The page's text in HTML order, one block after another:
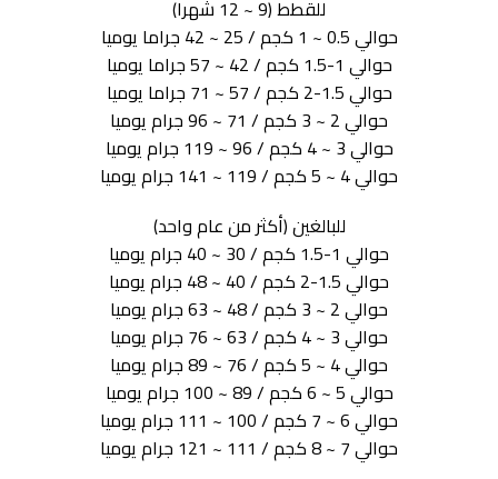
للقطط (9 ~ 12 شهرا)
حوالي 0.5 ~ 1 كجم / 25 ~ 42 جراما يوميا
حوالي 1-1.5 كجم / 42 ~ 57 جراما يوميا
حوالي 1.5-2 كجم / 57 ~ 71 جراما يوميا
حوالي 2 ~ 3 كجم / 71 ~ 96 جرام يوميا
حوالي 3 ~ 4 كجم / 96 ~ 119 جرام يوميا
حوالي 4 ~ 5 كجم / 119 ~ 141 جرام يوميا
للبالغين (أكثر من عام واحد)
حوالي 1-1.5 كجم / 30 ~ 40 جرام يوميا
حوالي 1.5-2 كجم / 40 ~ 48 جرام يوميا
حوالي 2 ~ 3 كجم / 48 ~ 63 جرام يوميا
حوالي 3 ~ 4 كجم / 63 ~ 76 جرام يوميا
حوالي 4 ~ 5 كجم / 76 ~ 89 جرام يوميا
حوالي 5 ~ 6 كجم / 89 ~ 100 جرام يوميا
حوالي 6 ~ 7 كجم / 100 ~ 111 جرام يوميا
حوالي 7 ~ 8 كجم / 111 ~ 121 جرام يوميا